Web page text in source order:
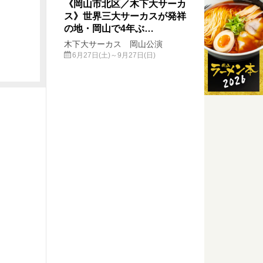
《岡山市北区／木下大サーカ
ス》世界三大サーカスが発祥
の地・岡山で4年ぶ…
木下大サーカス 岡山公演
6月27日(土)～9月27日(日)